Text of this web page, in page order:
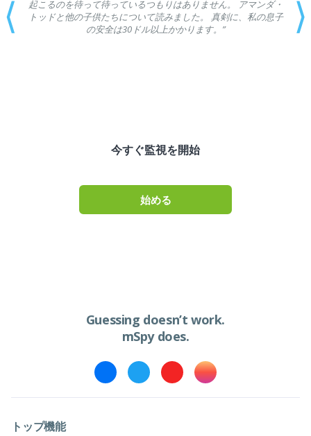
起こるのを待って待っているつもりはありません。 アマンダ・
トッドと他の子供たちについて読みました。 真剣に、私の息子
の安全は30ドル以上かかります。”
⟨ ⟩
今すぐ監視を開始
始める
Guessing doesn’t work.
mSpy does.
トップ機能